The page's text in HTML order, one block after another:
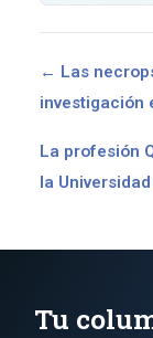
← Las
investigación
La profesión
la
Tu